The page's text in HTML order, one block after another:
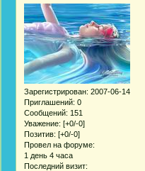
Зарегистрирован: 2007-06-14
Приглашений: 0
Сообщений: 151
Уважение: [+0/-0]
Позитив: [+0/-0]
Провел на форуме:
1 день 4 часа
Последний визит: